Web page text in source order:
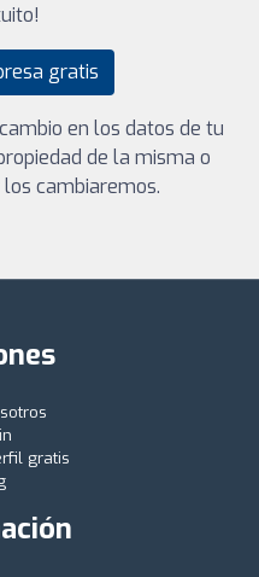
gratis
en los datos de tu
de la misma o
cambiaremos.
gratis